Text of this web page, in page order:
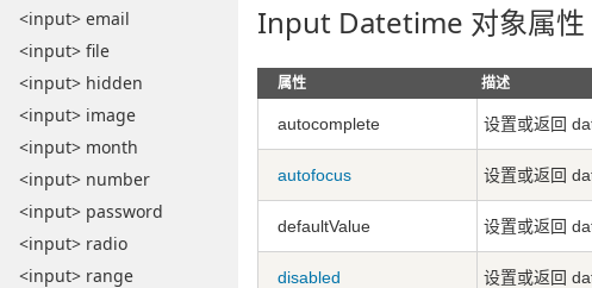
<input> email
<input> file
<input> hidden
<input> image
<input> month
<input> number
<input> password
<input> radio
<input> range
Input Datetime 对象属性
属性 描述
autocomplete 设置或返回
autofocus 设置或返回
defaultValue 设置或返回
disabled 设置或返回